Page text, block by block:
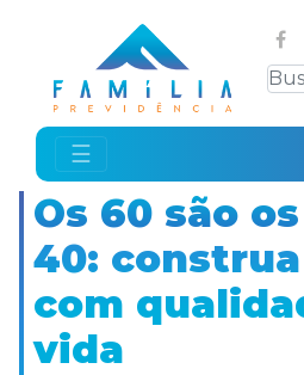
☰
Os 60 são
40:
com
vida